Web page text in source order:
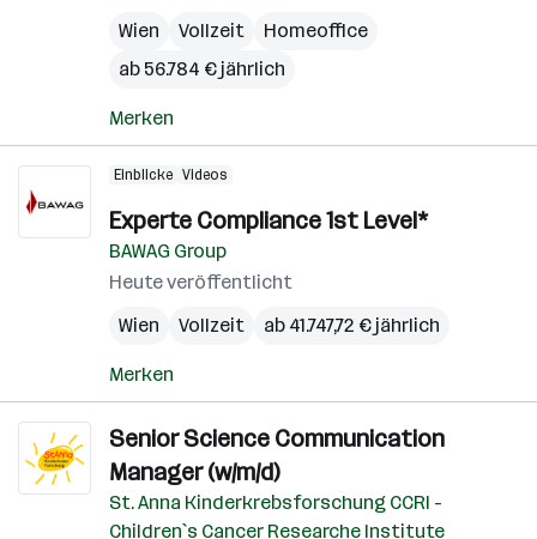
Wien
Vollzeit
Homeoffice
ab 56.784 € jährlich
Merken
Einblicke Videos
Experte Compliance 1st Level*
BAWAG Group
Heute veröffentlicht
Wien
Vollzeit ab 41.747,72 € jährlich
Merken
Senior Science Communication
Manager (w/m/d)
St. Anna Kinderkrebsforschung CCRI -
Children`s Cancer Researche Institute